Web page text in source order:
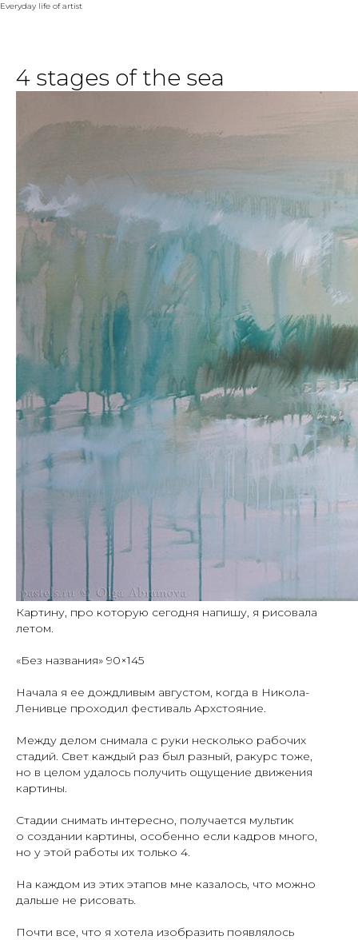
Everyday life of artist
4 stages of the sea
Картину, про которую сегодня напишу, я рисовала
летом.
«Без названия» 90×145
Начала я ее дождливым августом, когда в Никола-
Ленивце проходил фестиваль Архстояние.
Между делом снимала с руки несколько рабочих
стадий. Свет каждый раз был разный, ракурс тоже,
но в целом удалось получить ощущение движения
картины.
Стадии снимать интересно, получается мультик
о создании картины, особенно если кадров много,
но у этой работы их только 4.
На каждом из этих этапов мне казалось, что можно
дальше не рисовать.
Почти все, что я хотела изобразить появлялось